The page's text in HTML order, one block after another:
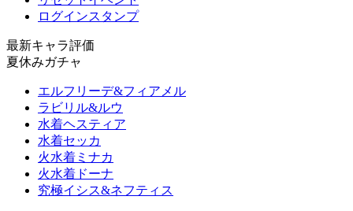
ログインスタンプ
最新キャラ評価
夏休みガチャ
エルフリーデ&フィアメル
ラビリル&ルウ
水着ヘスティア
水着セッカ
火水着ミナカ
火水着ドーナ
究極イシス&ネフティス